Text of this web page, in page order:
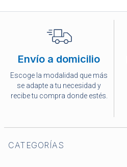
Envío a domicilio
Escoge la modalidad que más
se adapte a tu necesidad y
recibe tu compra donde estés.
CATEGORÍAS